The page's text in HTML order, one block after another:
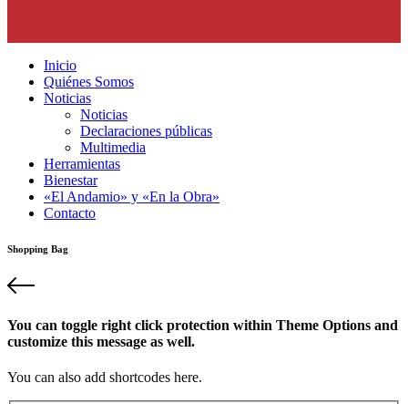
Inicio
Quiénes Somos
Noticias
Noticias
Declaraciones públicas
Multimedia
Herramientas
Bienestar
«El Andamio» y «En la Obra»
Contacto
Shopping Bag
You can toggle right click protection within Theme Options and
customize this message as well.
You can also add shortcodes here.